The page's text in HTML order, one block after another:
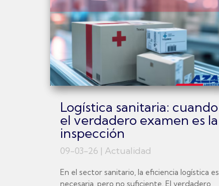
Logística sanitaria: cuando
el verdadero examen es la
inspección
09-03-26 | Actualidad
En el sector sanitario, la eficiencia logística es
necesaria, pero no suficiente. El verdadero